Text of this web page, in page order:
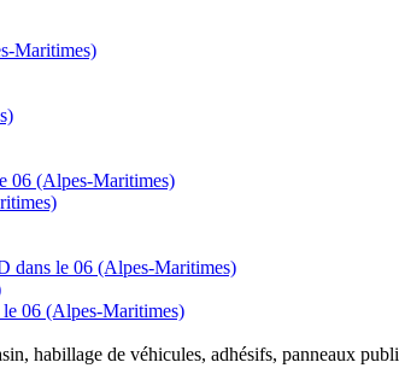
Maritimes)
06 (Alpes-Maritimes)
dans le 06 (Alpes-Maritimes)
le 06 (Alpes-Maritimes)
habillage de véhicules, adhésifs, panneaux